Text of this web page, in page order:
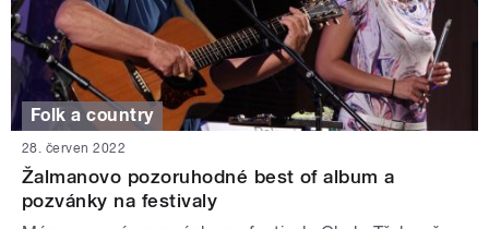
Folk a country
28. červen 2022
Žalmanovo pozoruhodné best of album a
pozvánky na festivaly